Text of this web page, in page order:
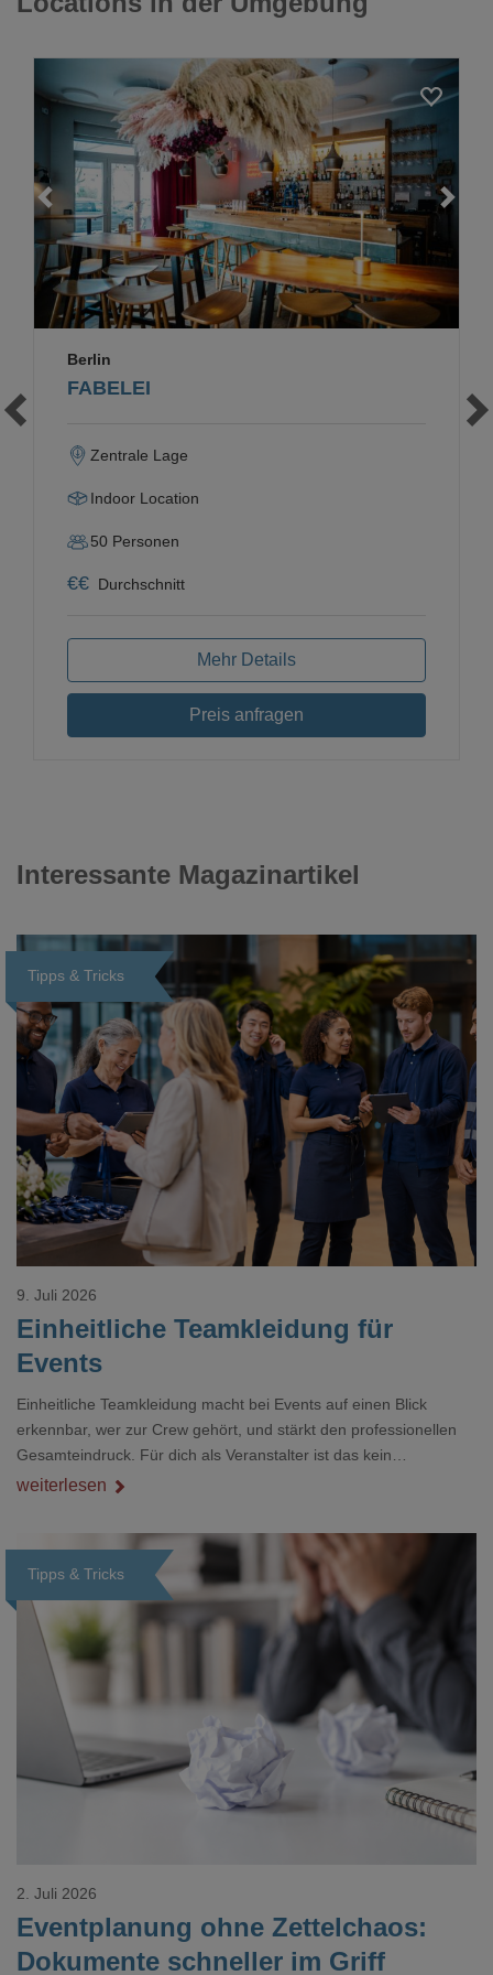
Loading...
FABELEI
Berlin
Zentrale Lage
Indoor Location
50 Personen
€€ Durchschnitt
Mehr Details
Preis anfragen
Interessante Magazinartikel
Tipps & Tricks
Einheitliche Teamkleidung für
Events
9. Juli 2026
Einheitliche Teamkleidung macht bei Events auf einen Blick
erkennbar, wer zur Crew gehört, und stärkt den professionellen
Gesamteindruck. Für dich als Veranstalter ist das kein
Nebenthema: Bei Textilien mit Stickerei oder mehreren
weiterlesen
Tipps & Tricks
Eventplanung ohne Zettelchaos:
Dokumente schneller im Griff
2. Juli 2026